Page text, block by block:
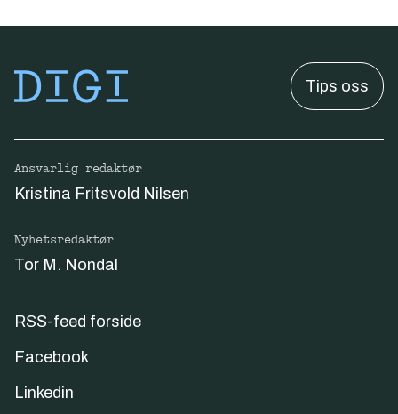
Tips oss
Ansvarlig redaktør
Kristina Fritsvold Nilsen
Nyhetsredaktør
Tor M. Nondal
RSS-feed forside
Facebook
Linkedin